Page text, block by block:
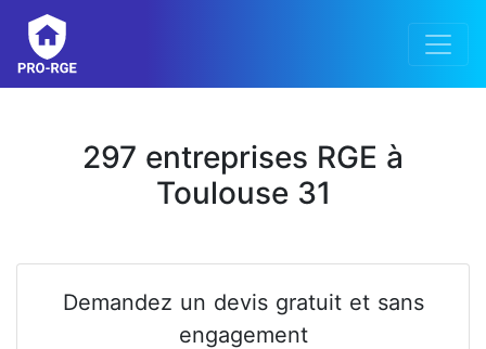
297 entreprises RGE à
Toulouse 31
Demandez un devis gratuit et sans
engagement